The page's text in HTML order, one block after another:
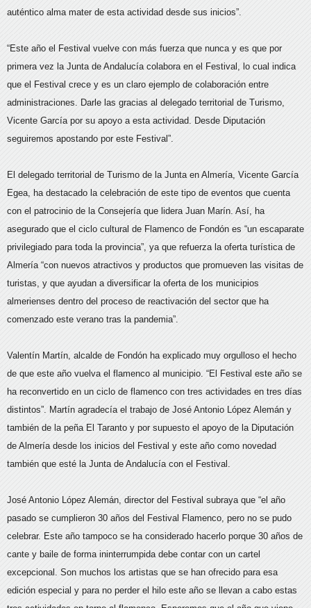
auténtico alma mater de esta actividad desde sus inicios”.
“Este año el Festival vuelve con más fuerza que nunca y es que por
primera vez la Junta de Andalucía colabora en el Festival, lo cual indica
que el Festival crece y es un claro ejemplo de colaboración entre
administraciones. Darle las gracias al delegado territorial de Turismo,
Vicente García por su apoyo a esta actividad. Desde Diputación
seguiremos apostando por este Festival”.
El delegado territorial de Turismo de la Junta en Almería, Vicente García
Egea, ha destacado la celebración de este tipo de eventos que cuenta
con el patrocinio de la Consejería que lidera Juan Marín. Así, ha
asegurado que el ciclo cultural de Flamenco de Fondón es “un escaparate
privilegiado para toda la provincia”, ya que refuerza la oferta turística de
Almería “con nuevos atractivos y productos que promueven las visitas de
turistas, y que ayudan a diversificar la oferta de los municipios
almerienses dentro del proceso de reactivación del sector que ha
comenzado este verano tras la pandemia”.
Valentín Martín, alcalde de Fondón ha explicado muy orgulloso el hecho
de que este año vuelva el flamenco al municipio. “El Festival este año se
ha reconvertido en un ciclo de flamenco con tres actividades en tres días
distintos”. Martín agradecía el trabajo de José Antonio López Alemán y
también de la peña El Taranto y por supuesto el apoyo de la Diputación
de Almería desde los inicios del Festival y este año como novedad
también que esté la Junta de Andalucía con el Festival.
José Antonio López Alemán, director del Festival subraya que “el año
pasado se cumplieron 30 años del Festival Flamenco, pero no se pudo
celebrar. Este año tampoco se ha considerado hacerlo porque 30 años de
cante y baile de forma ininterrumpida debe contar con un cartel
excepcional. Son muchos los artistas que se han ofrecido para esa
edición especial y para no perder el hilo este año se llevan a cabo estas